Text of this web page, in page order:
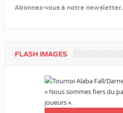
Abonnez-vous à notre newsletter.
FLASH IMAGES